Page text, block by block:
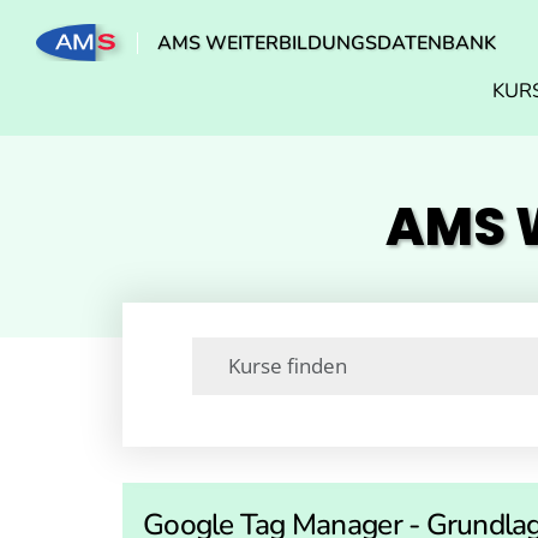
AMS WEITERBILDUNGSDATENBANK
AMS
Google Tag Manager -